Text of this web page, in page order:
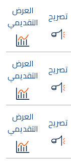
تصريح
العرض
التقديمي
تصريح
العرض
التقديمي
تصريح
العرض
التقديمي